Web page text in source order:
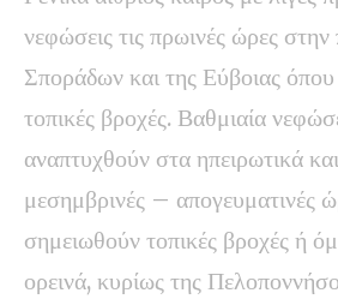
νεφώσεις τις πρωινές ώρες
Σποράδων και της Εύβοιας
τοπικές βροχές. Βαθμιαία
αναπτυχθούν στα ηπειρωτικά
μεσημβρινές – απογευματινές
σημειωθούν τοπικές βροχές ή
ορεινά, κυρίως της